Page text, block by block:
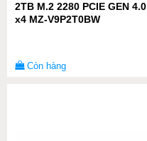
2TB M.2 2280 PCIE GEN 4.0
x4 MZ-V9P2T0BW
Còn hàng